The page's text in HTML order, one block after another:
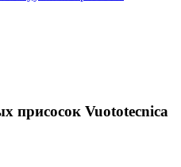
присосок Vuototecnica